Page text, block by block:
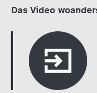
Das Video